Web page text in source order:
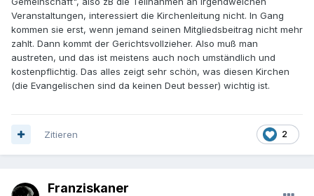
Veranstaltungen, interessiert die Kirchenleitung nicht. In Gang
kommen sie erst, wenn jemand seinen Mitgliedsbeitrag nicht mehr
zahlt. Dann kommt der Gerichtsvollzieher. Also muß man
austreten, und das ist meistens auch noch umständlich und
kostenpflichtig. Das alles zeigt sehr schön, was diesen Kirchen
(die Evangelischen sind da keinen Deut besser) wichtig ist.
2
Zitieren
Franziskaner